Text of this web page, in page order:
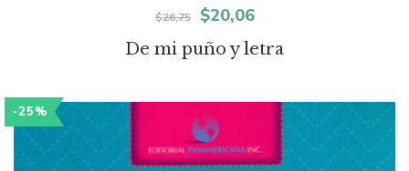
De mi puño y letra
$26,75
El
precio
era:
$26,75.
$20,06El
precio
$20,06.
-25%